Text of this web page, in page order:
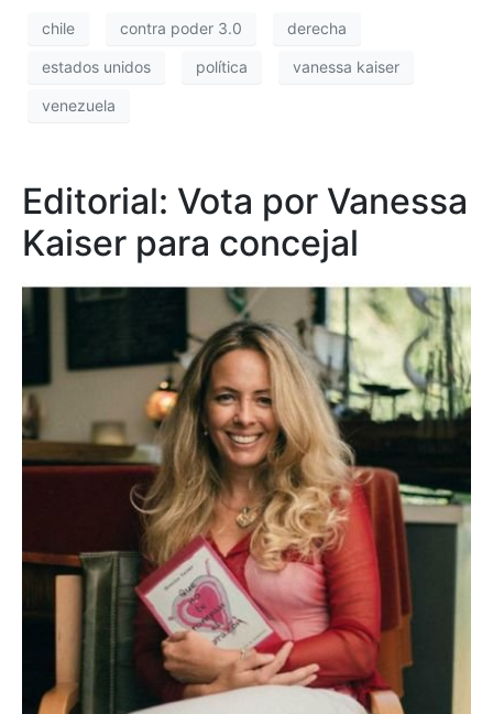
chile contra poder 3.0 derecha
estados unidos política vanessa kaiser
venezuela
Editorial: Vota por Vanessa
Kaiser para concejal